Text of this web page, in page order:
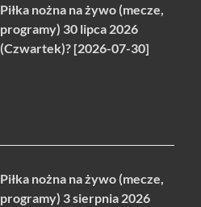
Piłka nożna na żywo (mecze,
programy) 30 lipca 2026
(Czwartek)? [2026-07-30]
Piłka nożna na żywo (mecze,
programy) 3 sierpnia 2026